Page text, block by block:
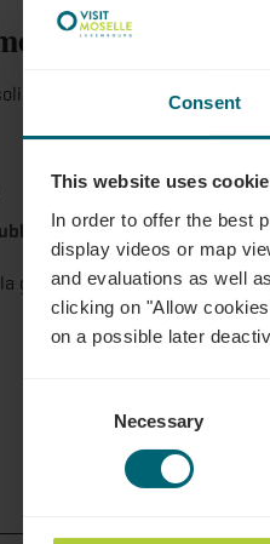
Consent
This website uses
In order to offer the best
display videos or map
and evaluations as well
clicking on "Allow
on a possible later
Necessary
gare de Betzdorf